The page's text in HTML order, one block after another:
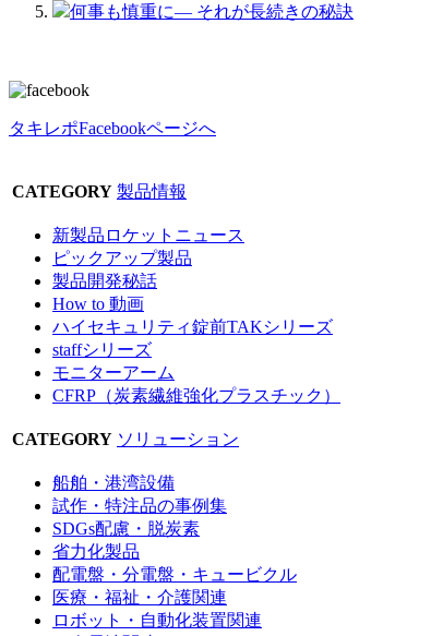
何事も慎重に― それが長続きの秘訣
タキレポFacebookページへ
CATEGORY 製品情報
新製品ロケットニュース
ピックアップ製品
製品開発秘話
How to 動画
ハイセキュリティ錠前TAKシリーズ
staffシリーズ
モニターアーム
CFRP（炭素繊維強化プラスチック）
CATEGORY ソリューション
船舶・港湾設備
試作・特注品の事例集
SDGs配慮・脱炭素
省力化製品
配電盤・分電盤・キュービクル
医療・福祉・介護関連
ロボット・自動化装置関連